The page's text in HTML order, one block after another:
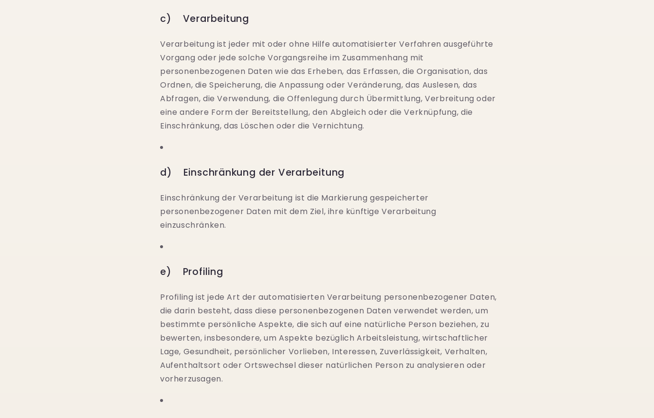
c) Verarbeitung
Verarbeitung ist jeder mit oder ohne Hilfe automatisierter Verfahren ausgeführte
Vorgang oder jede solche Vorgangsreihe im Zusammenhang mit
personenbezogenen Daten wie das Erheben, das Erfassen, die Organisation, das
Ordnen, die Speicherung, die Anpassung oder Veränderung, das Auslesen, das
Abfragen, die Verwendung, die Offenlegung durch Übermittlung, Verbreitung oder
eine andere Form der Bereitstellung, den Abgleich oder die Verknüpfung, die
Einschränkung, das Löschen oder die Vernichtung.
d) Einschränkung der Verarbeitung
Einschränkung der Verarbeitung ist die Markierung gespeicherter
personenbezogener Daten mit dem Ziel, ihre künftige Verarbeitung
einzuschränken.
e) Profiling
Profiling ist jede Art der automatisierten Verarbeitung personenbezogener Daten,
die darin besteht, dass diese personenbezogenen Daten verwendet werden, um
bestimmte persönliche Aspekte, die sich auf eine natürliche Person beziehen, zu
bewerten, insbesondere, um Aspekte bezüglich Arbeitsleistung, wirtschaftlicher
Lage, Gesundheit, persönlicher Vorlieben, Interessen, Zuverlässigkeit, Verhalten,
Aufenthaltsort oder Ortswechsel dieser natürlichen Person zu analysieren oder
vorherzusagen.